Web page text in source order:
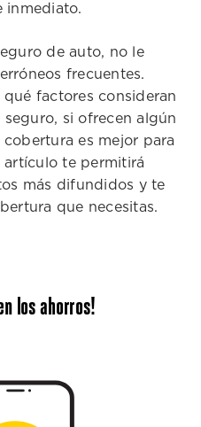
inmediato.
de auto, no le
frecuentes.
factores consideran
si ofrecen algún
es mejor para
te permitirá
más difundidos y te
que necesitas.
los ahorros!